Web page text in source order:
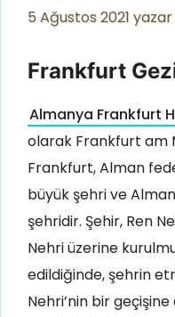
5 Ağustos 2021 yazar
Frankfurt
Almanya Frankfurt
olarak Frankfurt am
Frankfurt, Alman
büyük şehri ve
şehridir. Şehir, Ren
Nehri üzerine
edildiğinde, şehrin
Nehri’nin bir